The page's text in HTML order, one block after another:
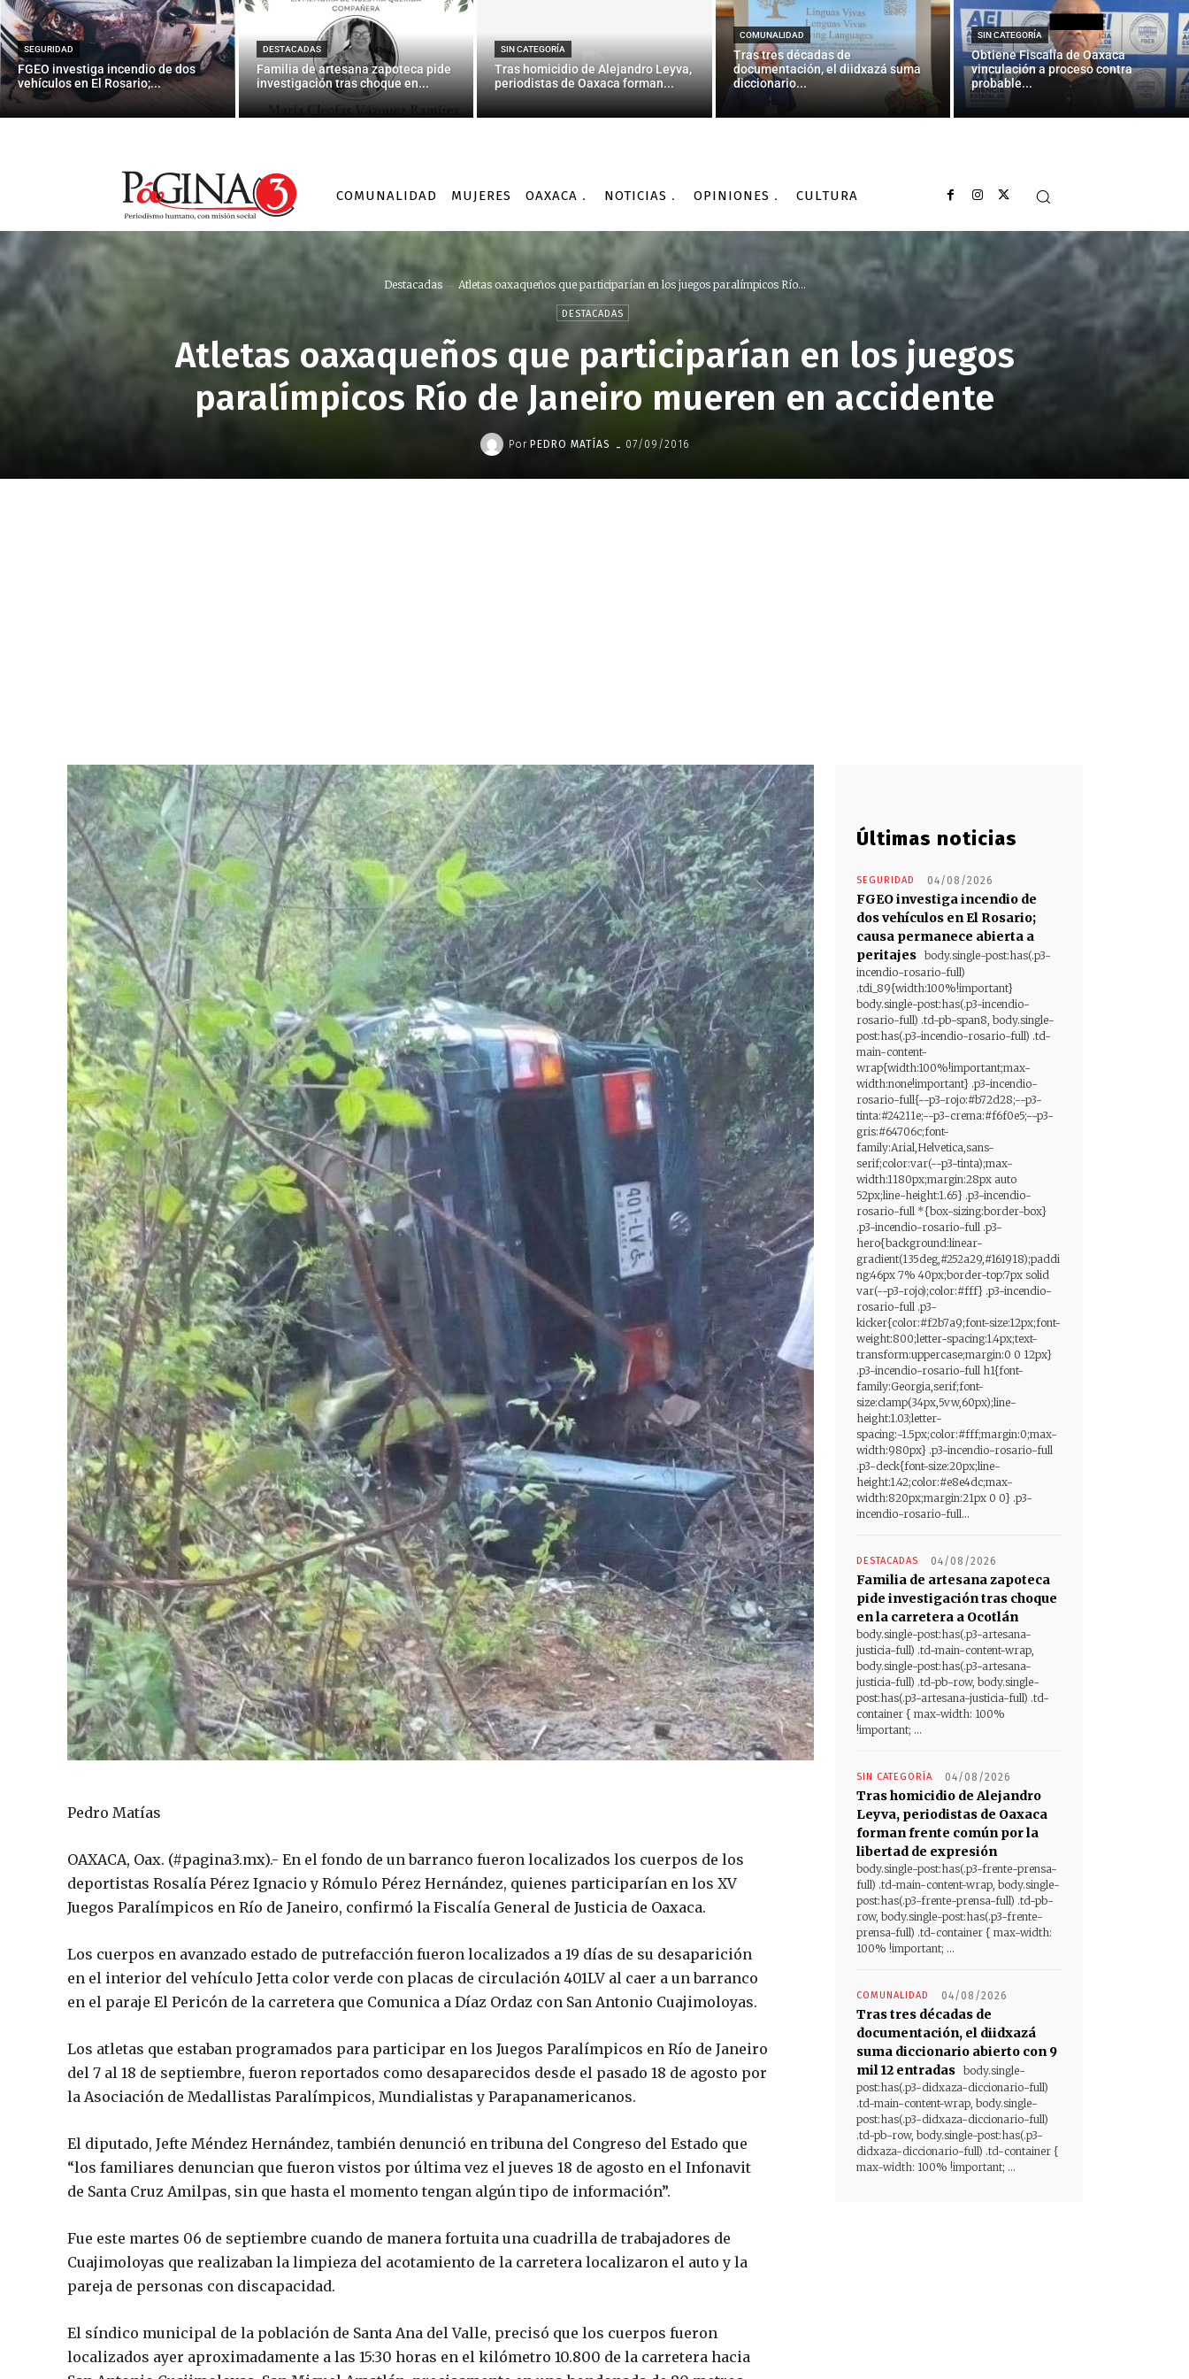
SEGURIDAD
FGEO investiga incendio de dos
vehículos en El Rosario;...
DESTACADAS
Familia de artesana zapoteca pide
investigación tras choque en...
SIN CATEGORÍA
Tras homicidio de Alejandro Leyva,
periodistas de Oaxaca forman...
COMUNALIDAD
Tras tres décadas de
documentación, el diidxazá suma
diccionario...
SIN CATEGORÍA
Obtiene Fiscalía de Oaxaca
vinculación a proceso contra
probable...
COMUNALIDAD MUJERES OAXACA NOTICIAS OPINIONES CULTURA
Destacadas Atletas oaxaqueños que participarían en los juegos paralímpicos Río...
DESTACADAS
Atletas oaxaqueños que participarían en los juegos
paralímpicos Río de Janeiro mueren en accidente
Por PEDRO MATÍAS - 07/09/2016
Pedro Matías
OAXACA, Oax. (#pagina3.mx).- En el fondo de un barranco fueron localizados los cuerpos de los
deportistas Rosalía Pérez Ignacio y Rómulo Pérez Hernández, quienes participarían en los XV
Juegos Paralímpicos en Río de Janeiro, confirmó la Fiscalía General de Justicia de Oaxaca.
Los cuerpos en avanzado estado de putrefacción fueron localizados a 19 días de su desaparición
en el interior del vehículo Jetta color verde con placas de circulación 401LV al caer a un barranco
en el paraje El Pericón de la carretera que Comunica a Díaz Ordaz con San Antonio Cuajimoloyas.
Los atletas que estaban programados para participar en los Juegos Paralímpicos en Río de Janeiro
del 7 al 18 de septiembre, fueron reportados como desaparecidos desde el pasado 18 de agosto por
la Asociación de Medallistas Paralímpicos, Mundialistas y Parapanamericanos.
El diputado, Jefte Méndez Hernández, también denunció en tribuna del Congreso del Estado que
“los familiares denuncian que fueron vistos por última vez el jueves 18 de agosto en el Infonavit
de Santa Cruz Amilpas, sin que hasta el momento tengan algún tipo de información”.
Fue este martes 06 de septiembre cuando de manera fortuita una cuadrilla de trabajadores de
Cuajimoloyas que realizaban la limpieza del acotamiento de la carretera localizaron el auto y la
pareja de personas con discapacidad.
El síndico municipal de la población de Santa Ana del Valle, precisó que los cuerpos fueron
localizados ayer aproximadamente a las 15:30 horas en el kilómetro 10.800 de la carretera hacia
Últimas noticias
SEGURIDAD 04/08/2026
FGEO investiga incendio de
dos vehículos en El Rosario;
causa permanece abierta a
peritajes body.single-post:has(.p3-
incendio-rosario-full)
.tdi_89{width:100%!important}
body.single-post:has(.p3-incendio-
rosario-full) .td-pb-span8, body.single-
post:has(.p3-incendio-rosario-full) .td-
main-content-
wrap{width:100%!important;max-
width:none!important} .p3-incendio-
rosario-full{--p3-rojo:#b72d28;--p3-
tinta:#24211e;--p3-crema:#f6f0e5;--p3-
gris:#64706c;font-
family:Arial,Helvetica,sans-
serif;color:var(--p3-tinta);max-
width:1180px;margin:28px auto
52px;line-height:1.65} .p3-incendio-
rosario-full *{box-sizing:border-box}
.p3-incendio-rosario-full .p3-
hero{background:linear-
gradient(135deg,#252a29,#161918);paddi
ng:46px 7% 40px;border-top:7px solid
var(--p3-rojo);color:#fff} .p3-incendio-
rosario-full .p3-
kicker{color:#f2b7a9;font-size:12px;font-
weight:800;letter-spacing:1.4px;text-
transform:uppercase;margin:0 0 12px}
.p3-incendio-rosario-full h1{font-
family:Georgia,serif;font-
size:clamp(34px,5vw,60px);line-
height:1.03;letter-
spacing:-1.5px;color:#fff;margin:0;max-
width:980px} .p3-incendio-rosario-full
.p3-deck{font-size:20px;line-
height:1.42;color:#e8e4dc;max-
width:820px;margin:21px 0 0} .p3-
incendio-rosario-full...
DESTACADAS 04/08/2026
Familia de artesana zapoteca
pide investigación tras choque
en la carretera a Ocotlán
body.single-post:has(.p3-artesana-
justicia-full) .td-main-content-wrap,
body.single-post:has(.p3-artesana-
justicia-full) .td-pb-row, body.single-
post:has(.p3-artesana-justicia-full) .td-
container { max-width: 100%
!important; ...
SIN CATEGORÍA 04/08/2026
Tras homicidio de Alejandro
Leyva, periodistas de Oaxaca
forman frente común por la
libertad de expresión
body.single-post:has(.p3-frente-prensa-
full) .td-main-content-wrap, body.single-
post:has(.p3-frente-prensa-full) .td-pb-
row, body.single-post:has(.p3-frente-
prensa-full) .td-container { max-width:
100% !important; ...
COMUNALIDAD 04/08/2026
Tras tres décadas de
documentación, el diidxazá
suma diccionario abierto con 9
mil 12 entradas body.single-
post:has(.p3-didxaza-diccionario-full)
.td-main-content-wrap, body.single-
post:has(.p3-didxaza-diccionario-full)
.td-pb-row, body.single-post:has(.p3-
didxaza-diccionario-full) .td-container {
max-width: 100% !important; ...